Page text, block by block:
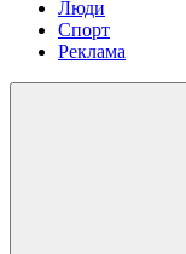
Люди
Спорт
Реклама